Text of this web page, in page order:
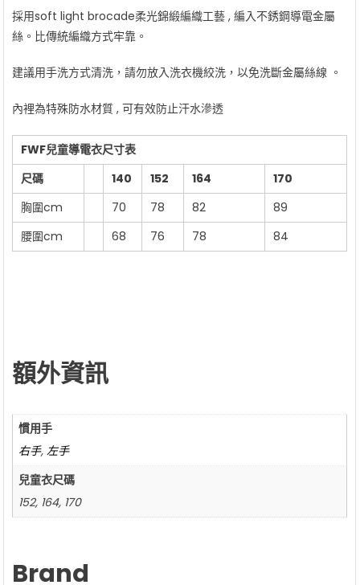
衣
數
採用soft light brocade柔光錦緞編織工藝 , 編入不銹鋼導電金屬
絲。比傳統編織方式牢靠。
建議用手洗方式清洗，請勿放入洗衣機絞洗，以免洗斷金屬絲線 。
內裡為特殊防水材質 , 可有效防止汗水滲透
FWF兒童導電衣尺寸表
尺碼
140 152 164
170
胸圍cm
70 78 82
89
腰圍cm
68 76 78 84
額外資訊
慣用手
右手,左手
兒童衣尺碼
152, 164, 170
Brand